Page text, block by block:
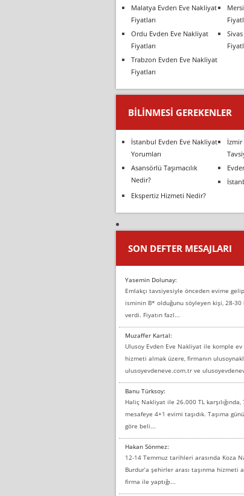
Malatya Evden Eve Nakliyat
Fiyatları
Ordu Evden Eve Nakliyat
Fiyatları
Trabzon Evden Eve Nakliyat
Fiyatları
BILINMESI GEREKENLER
İstanbul Evden Eve Nakliyat
Yorumları
İzmir
Asansörlü Taşımacılık
Nedir?
Ekspertiz Hizmeti Nedir?
SON DEFTER MESAJLARI
Yasemin Dolunay:
Emlakçı tavsiyesiyle önceden evime
isminin B* olduğunu söyleyen kişi, 28-30
verdi. Fiyatın fazl...
Muzaffer Kartal:
Ulusoy Evden Eve Nakliyat ile komple
hizmeti almak üzere, firmanın
ulusoyevdeneve.com.tr ve
Banu Türksoy:
Haliç Nakliyat ile 26.000 TL
mesafeye 4+1 evimi taşıdık. Taşıma
göre beli...
Hakan Sönmez:
12-14 Temmuz tarihleri arasında Koza
Burdur’a şehirler arası taşınma hizmeti
firma ile yaptığı...